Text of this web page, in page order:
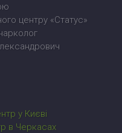
центру «Статус»
у Києві
в Черкасах